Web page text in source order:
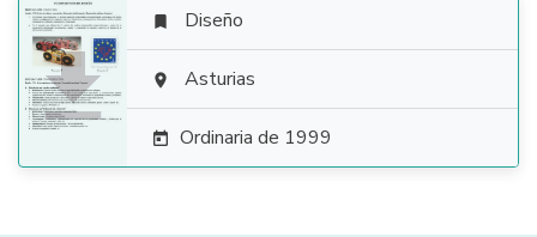

 Diseño
 Asturias
 Ordinaria de 1999